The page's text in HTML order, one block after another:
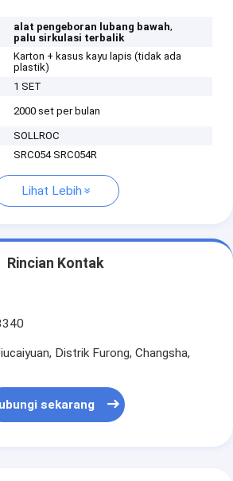
alat pengeboran lubang bawah,
palu sirkulasi terbalik
Karton + kasus kayu lapis (tidak ada
plastik)
1 SET
2000 set per bulan
SOLLROC
SRC054 SRC054R
Lihat Lebih
Rincian Kontak
Distrik Furong, Changsha,
sekarang